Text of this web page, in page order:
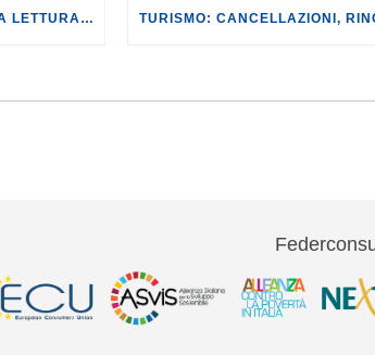
BENZINA: IMPROPONIBILE LA LETTURA SECONDO CUI PROROGARE IL TAGLIO DELLE ACCISE SIGNIFICA TASSARE TUTTI I CITTADINI.